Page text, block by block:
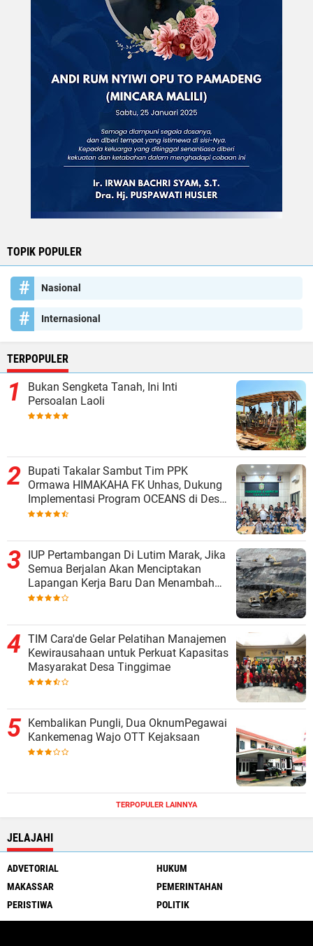
TOPIK POPULER
Nasional
Internasional
TERPOPULER
Bukan Sengketa Tanah, Ini Inti
Persoalan Laoli
Bupati Takalar Sambut Tim PPK
Ormawa HIMAKAHA FK Unhas, Dukung
Implementasi Program OCEANS di Desa
Popo
IUP Pertambangan Di Lutim Marak, Jika
Semua Berjalan Akan Menciptakan
Lapangan Kerja Baru Dan Menambah
Pendapatan Daerah
TIM Cara'de Gelar Pelatihan Manajemen
Kewirausahaan untuk Perkuat Kapasitas
Masyarakat Desa Tinggimae
Kembalikan Pungli, Dua OknumPegawai
Kankemenag Wajo OTT Kejaksaan
TERPOPULER LAINNYA
JELAJAHI
ADVETORIAL
HUKUM
MAKASSAR
PEMERINTAHAN
PERISTIWA
POLITIK